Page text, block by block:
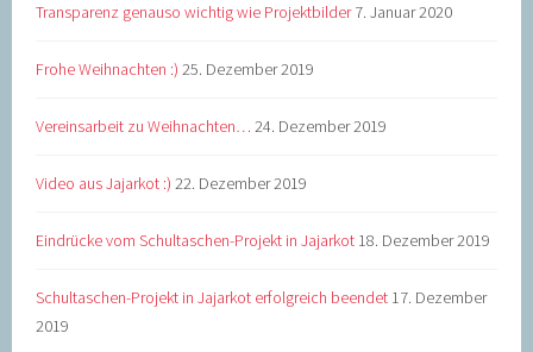
Transparenz genauso wichtig wie Projektbilder 7. Januar 2020
Frohe Weihnachten :) 25. Dezember 2019
Vereinsarbeit zu Weihnachten… 24. Dezember 2019
Video aus Jajarkot :) 22. Dezember 2019
Eindrücke vom Schultaschen-Projekt in Jajarkot 18. Dezember 2019
Schultaschen-Projekt in Jajarkot erfolgreich beendet 17. Dezember
2019